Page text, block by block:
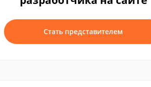
Стать представителем